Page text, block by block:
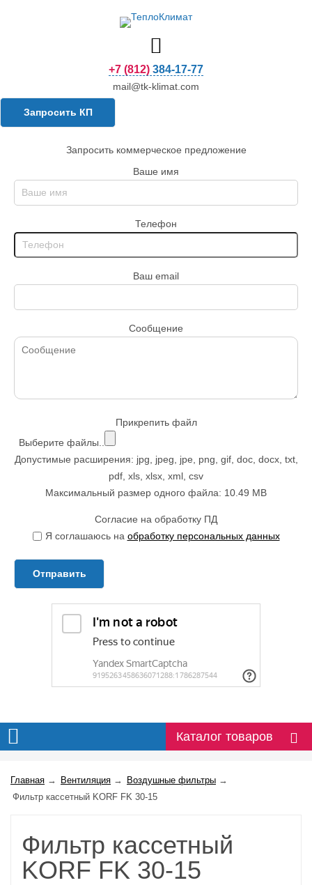
+7 (812) 384-17-77
mail@tk-klimat.com
Запросить КП
Запросить коммерческое предложение
Ваше имя
Телефон
Ваш email
Сообщение
Прикрепить файл
Выберите файлы..
Допустимые расширения: jpg, jpeg, jpe, png, gif, doc, docx, txt,
pdf, xls, xlsx, xml, csv
Максимальный размер одного файла: 10.49 MB
Согласие на обработку ПД
Я соглашаюсь на обработку персональных данных
Отправить
Каталог товаров
Главная → Вентиляция → Воздушные фильтры →
Фильтр кассетный KORF FK 30-15
Фильтр кассетный
KORF FK 30-15